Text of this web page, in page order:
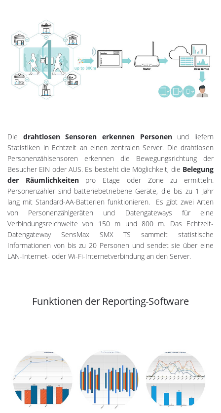
Die drahtlosen Sensoren erkennen Personenund liefern
Statistiken in Echtzeit an einen zentralen Server. Die drahtlosen
Personenzählsensoren erkennen die Bewegungsrichtung der
Besucher EIN oder AUS. Es besteht die Möglichkeit, die Belegung
der Räumlichkeitenpro Etage oder Zone zu ermitteln.
Personenzähler sind batteriebetriebene Geräte, die bis zu 1 Jahr
lang mit Standard-AA-Batterien funktionieren. Es gibt zwei Arten
von Personenzählgeräten und Datengateways für eine
Verbindungsreichweite von 150 m und 800 m. Das Echtzeit-
Datengateway SensMax SMX TS sammelt statistische
Informationen von bis zu 20 Personen und sendet sie über eine
LAN-Internet- oder Wi-Fi-Internetverbindung an den Server.
Funktionen der Reporting-Software